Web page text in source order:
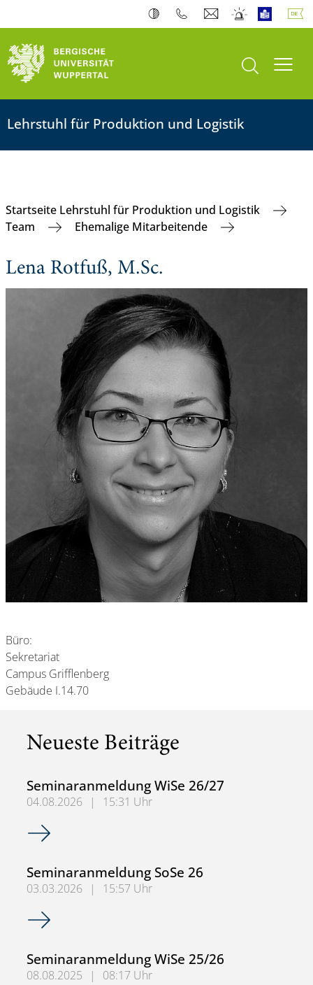
Suche öffnen
Lehrstuhl für Produktion und Logistik
Startseite Lehrstuhl für Produktion und Logistik
Team
Ehemalige Mitarbeitende
Lena Rotfuß, M.Sc.
Büro:
Sekretariat
Campus Grifflenberg
Gebäude I.14.70
Neueste Beiträge
Seminaranmeldung WiSe 26/27
04.08.2026 |
15:31 Uhr
Seminaranmeldung WiSe 26/27
Seminaranmeldung SoSe 26
03.03.2026 |
15:57 Uhr
Seminaranmeldung SoSe 26
Seminaranmeldung WiSe 25/26
08.08.2025 |
08:17 Uhr